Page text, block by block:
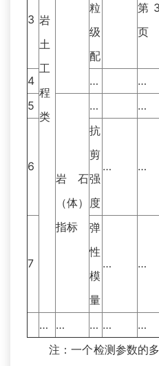
岩
土
工
程
类
3
粒
级
配
第3
页
4
… …
5
岩石
（体）
指标
… …
6
抗
剪
强
度
… …
7
弹
性
模
量
… …
… … … … …
注：一个检测参数的多